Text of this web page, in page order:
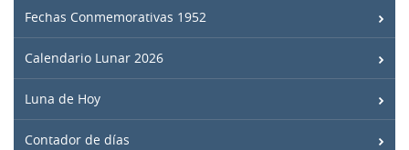
Fechas Conmemorativas 1952
Calendario Lunar 2026
Luna de Hoy
Contador de días